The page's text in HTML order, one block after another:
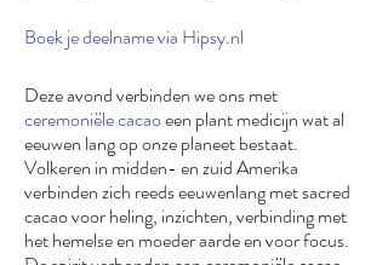
Boek je deelname via Hipsy.nl
Deze avond verbinden we ons met
ceremoniële cacaoeen plant medicijn wat al
eeuwen lang op onze planeet bestaat.
Volkeren in midden- en zuid Amerika
verbinden zich reeds eeuwenlang met sacred
cacao voor heling, inzichten, verbinding met
het hemelse en moeder aarde en voor focus.